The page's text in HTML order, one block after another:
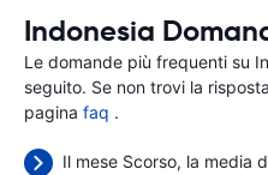
Indonesia
Le domande più frequenti su
seguito. Se non trovi la
pagina faq .
Il mese Scorso, la media